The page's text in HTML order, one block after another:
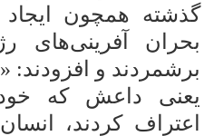
گذشته همچون
بحران آفرینی‌های
برشمردند و
یعنی داعش که
اعتراف کردند،